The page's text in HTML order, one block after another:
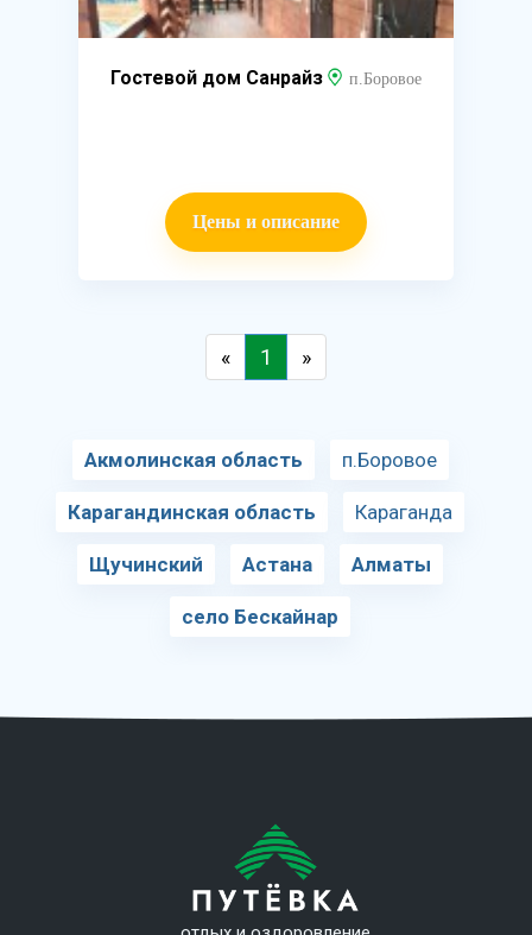
Гостевой дом Санрайз п.Боровое
Цены и описание
« 1 »
Акмолинская область п.Боровое
Карагандинская область Караганда
Щучинский Астана Алматы
село Бескайнар